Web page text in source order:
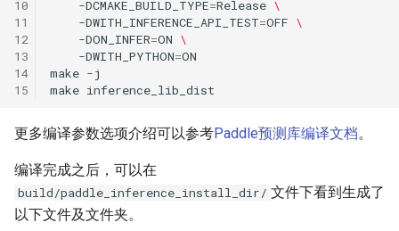
10
11
12
13
14
15
-DCMAKE_BUILD_TYPE=Release \
-DWITH_INFERENCE_API_TEST=OFF \
-DON_INFER=ON \
-DWITH_PYTHON=
make
make
更多编译参数选项介绍可以参考Paddle预测库编译文档。
编译完成之后，可以在
build/paddle_inference_install_dir/ 文件下看到生成了
以下文件及文件夹。